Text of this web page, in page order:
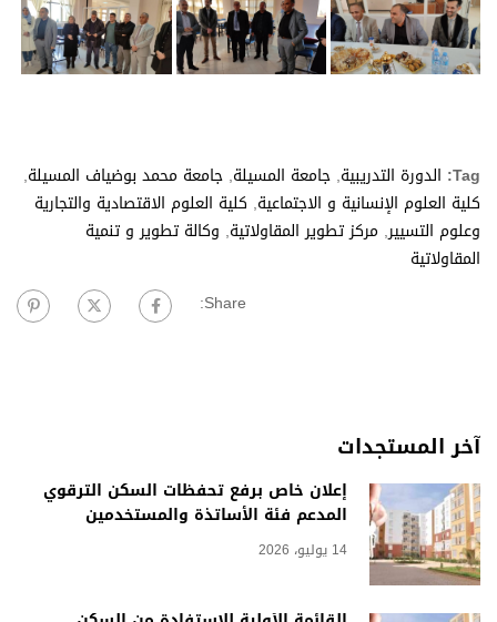
Tag: الدورة التدريبية, جامعة المسيلة, جامعة محمد بوضياف المسيلة,
كلية العلوم الإنسانية و الاجتماعية, كلية العلوم الاقتصادية والتجارية
وعلوم التسيير, مركز تطوير المقاولاتية, وكالة تطوير و تنمية
المقاولاتية
Share:
آخر المستجدات
إعلان خاص برفع تحفظات السكن الترقوي
المدعم فئة الأساتذة والمستخدمين
14 يوليو، 2026